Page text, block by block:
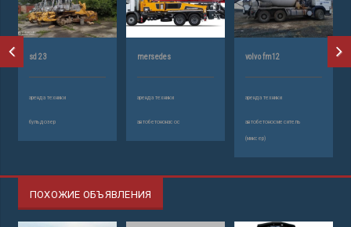
sd 23
аренда техники
бульдозер
mersedes
аренда техники
автобетононасос
volvo fm12
аренда техники
автобетоносмеситель
(миксер)
ПОХОЖИЕ ОБЪЯВЛЕНИЯ